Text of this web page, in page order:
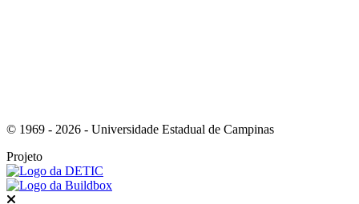
© 1969 - 2026 - Universidade Estadual de Campinas
Projeto